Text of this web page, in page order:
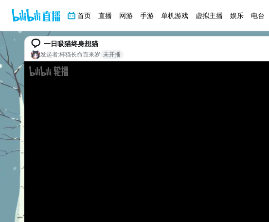
首页 直播 网游 手游 单机游戏 虚拟主播 娱乐 电台
一日吸猫终身想猫
发起者:杯猫长命百来岁 未开播